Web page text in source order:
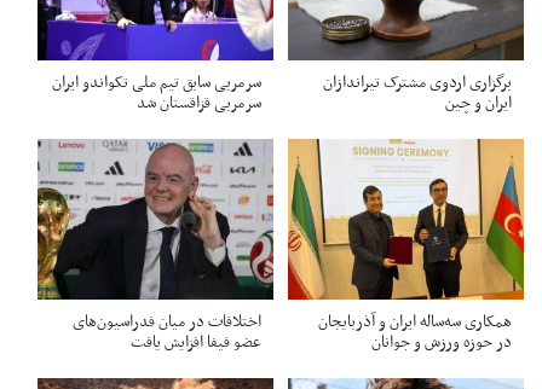
برگزاری اردوی مشترک تیراندازان
ایران و چین
سرمربی سابق تیم ملی تکواندو ایران
سرمربی قزاقستان شد
همکاری سه‌ساله ایران و آذربایجان
در حوزه ورزش و جوانان
اختلافات در میان فدراسیون‌های
عضو فیفا افزایش یافت